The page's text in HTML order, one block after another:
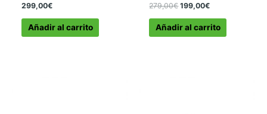
299,00€
Añadir al carrito
279,00€El
original
199,00€El
actual
Añadir al carrito